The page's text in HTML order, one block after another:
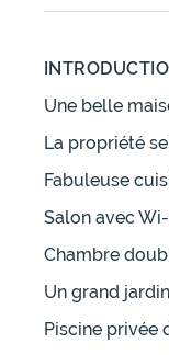
Une belle
La propriété
Fabuleuse
Salon avec
Chambre
Un grand
Piscine privée